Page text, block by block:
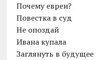
Почему евреи?
Повестка в суд
Не опоздай
Ивана купала
Заглянуть в будущее